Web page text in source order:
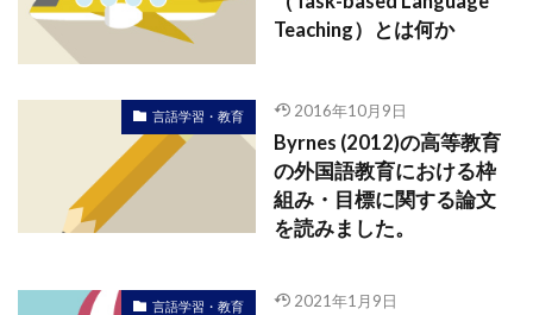
Teaching）とは何か
言語学習・教育 2016年10月9日
Byrnes (2012)の高等教育
の外国語教育における枠
組み・目標に関する論文
を読みました。
言語学習・教育 2021年1月9日